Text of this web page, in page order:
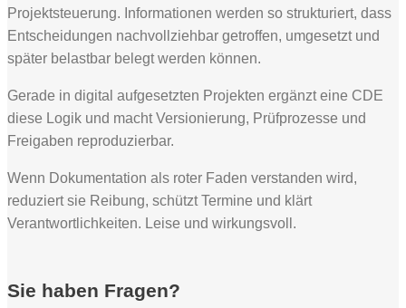
Projektsteuerung. Informationen werden so strukturiert, dass
Entscheidungen nachvollziehbar getroffen, umgesetzt und
später belastbar belegt werden können.
Gerade in digital aufgesetzten Projekten ergänzt eine CDE
diese Logik und macht Versionierung, Prüfprozesse und
Freigaben reproduzierbar.
Wenn Dokumentation als roter Faden verstanden wird,
reduziert sie Reibung, schützt Termine und klärt
Verantwortlichkeiten. Leise und wirkungsvoll.
Sie haben Fragen?